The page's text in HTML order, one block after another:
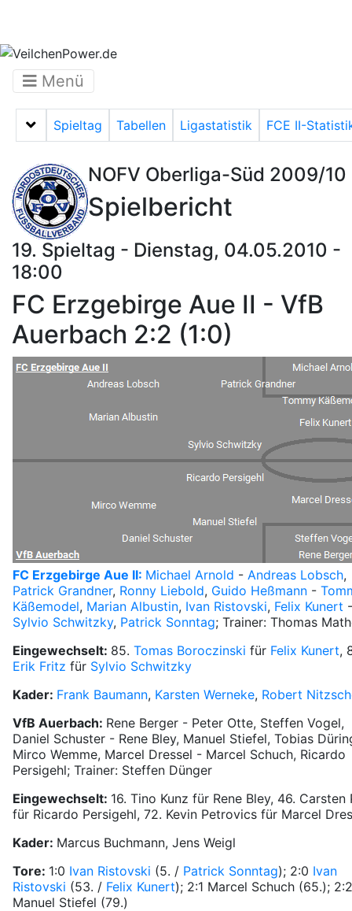
Menü
Menü auf-/zuklappen
Spieltag Tabellen Ligastatistik FCE II-
NOFV Oberliga-Süd 2009/10
Spielbericht
19. Spieltag - Dienstag, 04.05.2010 -
18:00
FC Erzgebirge Aue II - VfB
Auerbach 2:2 (1:0)
FC Erzgebirge Aue II: Michael Arnold - Andreas Lobsch,
Patrick Grandner, Ronny Liebold, Guido Heßmann -
Käßemodel, Marian Albustin, Ivan Ristovski, Felix Kunert -
Sylvio Schwitzky, Patrick Sonntag; Trainer: Thomas
Eingewechselt: 85. Tomas Boroczinski für Felix Kunert,
Erik Fritz für Sylvio Schwitzky
Kader: Frank Baumann, Karsten Werneke, Robert
VfB Auerbach: Rene Berger - Peter Otte, Steffen Vogel,
Daniel Schuster - Rene Bley, Manuel Stiefel, Tobias
Mirco Wemme, Marcel Dressel - Marcel Schuch, Ricardo
Persigehl; Trainer: Steffen Dünger
Eingewechselt: 16. Tino Kunz für Rene Bley, 46. Carsten
für Ricardo Persigehl, 72. Kevin Petrovics für Marcel
Kader: Marcus Buchmann, Jens Weigl
Tore: 1:0 Ivan Ristovski (5. / Patrick Sonntag); 2:0 Ivan
Ristovski (53. / Felix Kunert); 2:1 Marcel Schuch (65.); 2:2
Manuel Stiefel (79.)